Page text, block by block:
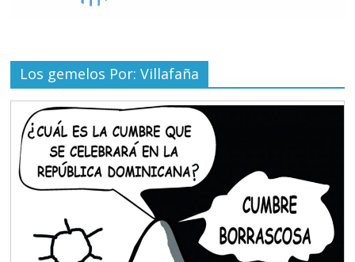
Los gemelos Por: Villafaña